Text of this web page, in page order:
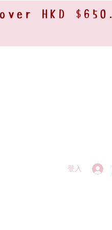
HKD $650.
登入